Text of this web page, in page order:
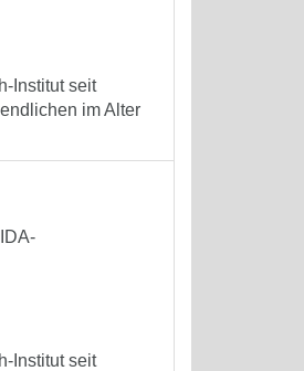
Institut seit
im Alter
Institut seit